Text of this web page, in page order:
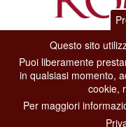
Dipartimento
Via di San Basilio, 51
00187 Roma
Questo sito
Puoi liberamente
in qualsiasi momento,
cookie,
Per maggiori